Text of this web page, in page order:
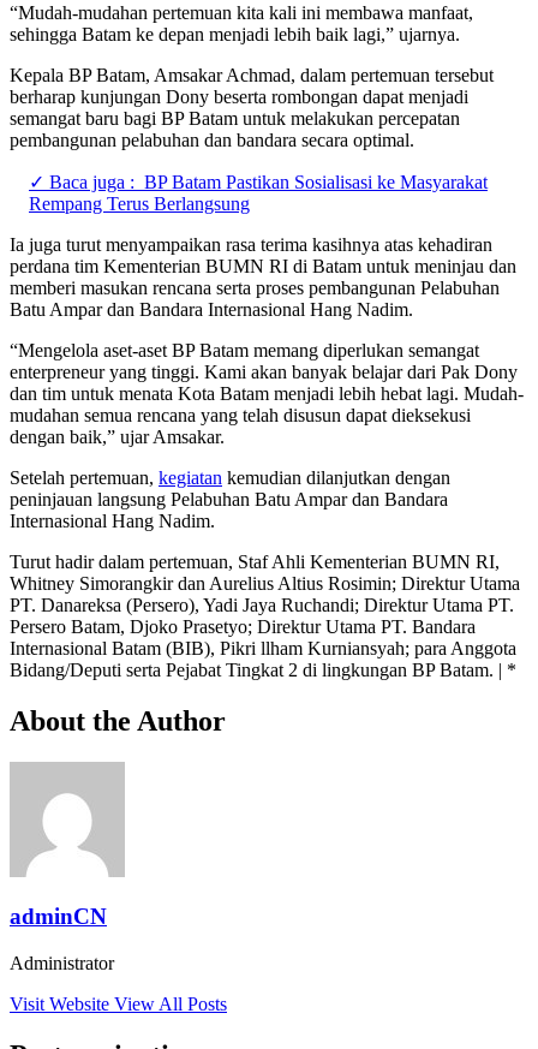
“Mudah-mudahan pertemuan kita kali ini membawa manfaat,
sehingga Batam ke depan menjadi lebih baik lagi,” ujarnya.
Kepala BP Batam, Amsakar Achmad, dalam pertemuan tersebut
berharap kunjungan Dony beserta rombongan dapat menjadi
semangat baru bagi BP Batam untuk melakukan percepatan
pembangunan pelabuhan dan bandara secara optimal.
✓ Baca juga : BP Batam Pastikan Sosialisasi ke Masyarakat
Rempang Terus Berlangsung
Ia juga turut menyampaikan rasa terima kasihnya atas kehadiran
perdana tim Kementerian BUMN RI di Batam untuk meninjau dan
memberi masukan rencana serta proses pembangunan Pelabuhan
Batu Ampar dan Bandara Internasional Hang Nadim.
“Mengelola aset-aset BP Batam memang diperlukan semangat
enterpreneur yang tinggi. Kami akan banyak belajar dari Pak Dony
dan tim untuk menata Kota Batam menjadi lebih hebat lagi. Mudah-
mudahan semua rencana yang telah disusun dapat dieksekusi
dengan baik,” ujar Amsakar.
Setelah pertemuan, kegiatan kemudian dilanjutkan dengan
peninjauan langsung Pelabuhan Batu Ampar dan Bandara
Internasional Hang Nadim.
Turut hadir dalam pertemuan, Staf Ahli Kementerian BUMN RI,
Whitney Simorangkir dan Aurelius Altius Rosimin; Direktur Utama
PT. Danareksa (Persero), Yadi Jaya Ruchandi; Direktur Utama PT.
Persero Batam, Djoko Prasetyo; Direktur Utama PT. Bandara
Internasional Batam (BIB), Pikri llham Kurniansyah; para Anggota
Bidang/Deputi serta Pejabat Tingkat 2 di lingkungan BP Batam. | *
About the Author
adminCN
Administrator
Visit Website View All Posts